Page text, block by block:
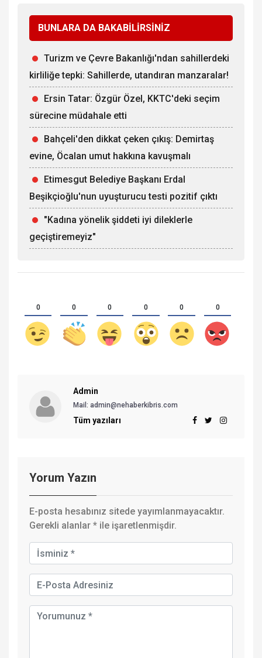
BUNLARA DA BAKABİLİRSİNİZ
Turizm ve Çevre Bakanlığı'ndan sahillerdeki
kirliliğe tepki: Sahillerde, utandıran manzaralar!
Ersin Tatar: Özgür Özel, KKTC'deki seçim
sürecine müdahale etti
Bahçeli'den dikkat çeken çıkış: Demirtaş
evine, Öcalan umut hakkına kavuşmalı
Etimesgut Belediye Başkanı Erdal
Beşikçioğlu'nun uyuşturucu testi pozitif çıktı
"Kadına yönelik şiddeti iyi dileklerle
geçiştiremeyiz"
0 0 0 0 0 0
Admin
Mail: admin@nehaberkibris.com
Tüm yazıları
Yorum Yazın
E-posta hesabınız sitede yayımlanmayacaktır.
Gerekli alanlar * ile işaretlenmişdir.